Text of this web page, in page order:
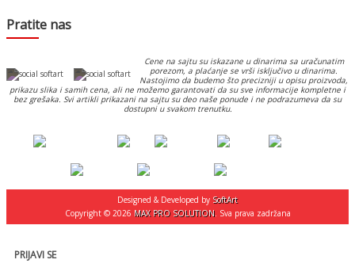
Pratite nas
Cene na sajtu su iskazane u dinarima sa uračunatim
porezom, a plaćanje se vrši isključivo u dinarima.
Nastojimo da budemo što precizniji u opisu proizvoda,
prikazu slika i samih cena, ali ne možemo garantovati da su sve informacije kompletne i
bez grešaka. Svi artikli prikazani na sajtu su deo naše ponude i ne podrazumeva da su
dostupni u svakom trenutku.
Designed & Developed by SoftArt
Copyright © 2026 MAX PRO SOLUTION. Sva prava zadržana
PRIJAVI SE